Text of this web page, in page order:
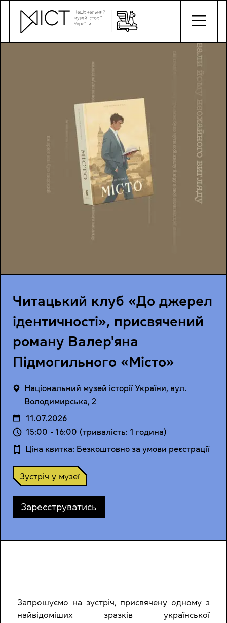
Читацький клуб «До джерел
ідентичності», присвячений
роману Валер'яна
Підмогильного «Місто»
Національний музей історії України
вул.
Володимирська, 2
11.07.2026
15:00 - 16:00 (тривалість: 1 година)
Ціна квитка: Безкоштовно за умови реєстрації
Зустріч у музеї
Зареєструватись
Запрошуємо на зустріч, присвячену одному з
найвідоміших зразків української